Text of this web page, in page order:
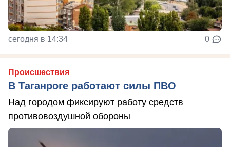
сегодня в 14:34 0
Происшествия
В Таганроге работают силы ПВО
Над городом фиксируют работу средств
противовоздушной обороны